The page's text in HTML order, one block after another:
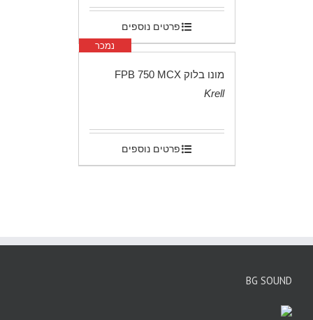
פרטים נוספים
נמכר
מונו בלוק FPB 750 MCX
Krell
פרטים נוספים
BG SOUND